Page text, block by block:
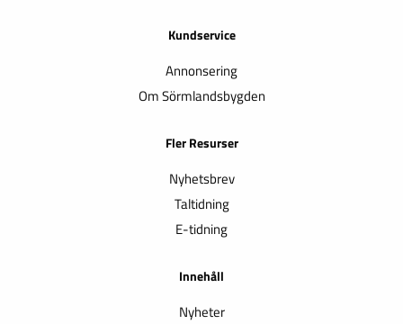
Kundservice
Annonsering
Om Sörmlandsbygden
Fler Resurser
Nyhetsbrev
Taltidning
E-tidning
Innehåll
Nyheter